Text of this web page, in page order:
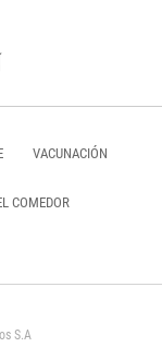
VACUNACIÓN
COMEDOR
S.A